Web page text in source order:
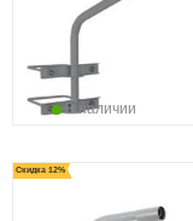
В наличии
Скидка 12%